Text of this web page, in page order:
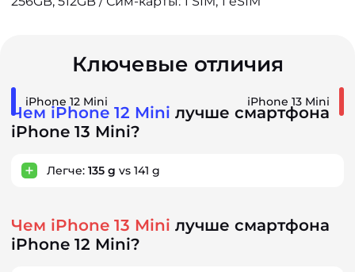
Ключевые отличия
iPhone 12 Mini iPhone 13 Mini
Чем iPhone 12 Mini лучше смартфона
iPhone 13 Mini?
Легче: 135 g vs 141 g
Чем iPhone 13 Mini лучше смартфона
iPhone 12 Mini?